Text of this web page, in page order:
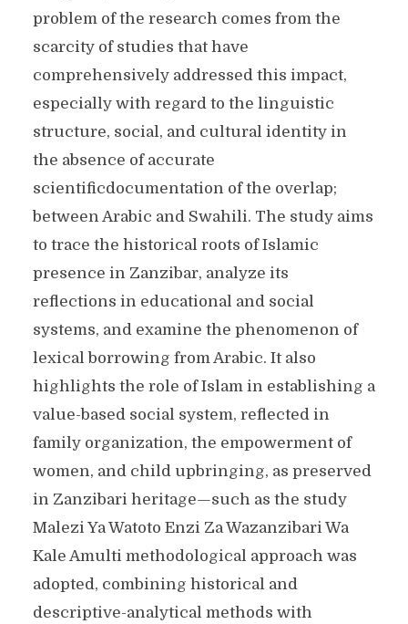
problem of the research comes from the
scarcity of studies that have
comprehensively addressed this impact,
especially with regard to the linguistic
structure, social, and cultural identity in
the absence of accurate
scientificdocumentation of the overlap;
between Arabic and Swahili. The study aims
to trace the historical roots of Islamic
presence in Zanzibar, analyze its
reflections in educational and social
systems, and examine the phenomenon of
lexical borrowing from Arabic. It also
highlights the role of Islam in establishing a
value-based social system, reflected in
family organization, the empowerment of
women, and child upbringing, as preserved
in Zanzibari heritage—such as the study
Malezi Ya Watoto Enzi Za Wazanzibari Wa
Kale Amulti methodological approach was
adopted, combining historical and
descriptive-analytical methods with